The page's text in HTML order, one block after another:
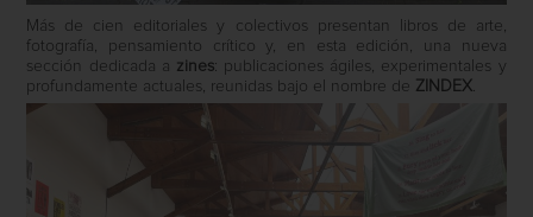
Más de cien editoriales y colectivos presentan libros de arte,
fotografía, pensamiento crítico y, en esta edición, una nueva
sección dedicada a zines: publicaciones ágiles, experimentales y
profundamente actuales, reunidas bajo el nombre de ZINDEX.